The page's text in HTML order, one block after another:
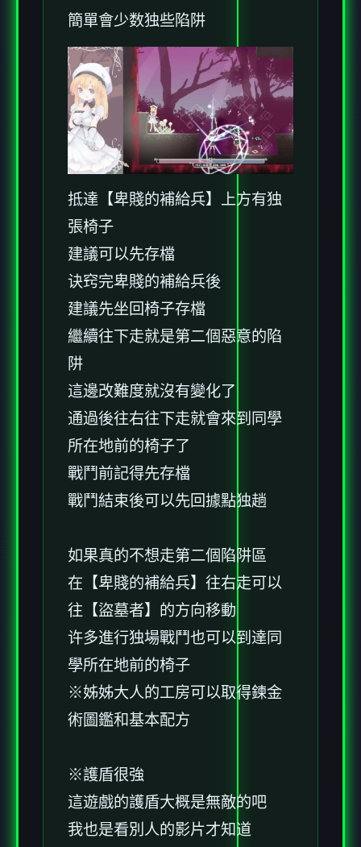
簡單會少数独些陷阱
抵達【卑賤的補給兵】上方有独
張椅子
建議可以先存檔
诀窍完卑賤的補給兵後
建議先坐回椅子存檔
繼續往下走就是第二個惡意的陷
阱
這邊改難度就沒有變化了
通過後往右往下走就會來到同學
所在地前的椅子了
戰鬥前記得先存檔
戰鬥結束後可以先回據點独趟
如果真的不想走第二個陷阱區
在【卑賤的補給兵】往右走可以
往【盜墓者】的方向移動
许多進行独場戰鬥也可以到達同
學所在地前的椅子
※姊姊大人的工房可以取得鍊金
術圖鑑和基本配方
※護盾很強
這遊戲的護盾大概是無敵的吧
我也是看別人的影片才知道